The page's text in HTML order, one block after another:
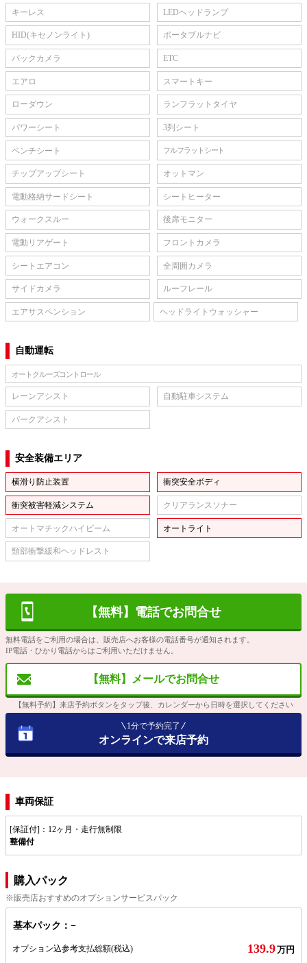
キーレス LEDヘッドランプ
HID(キセノンライト) ポータブルナビ
バックカメラ ETC
エアロ スマートキー
ローダウン ランフラットタイヤ
パワーシート 3列シート
ベンチシート フルフラットシート
チップアップシート オットマン
電動格納サードシート シートヒーター
ウォークスルー 後席モニター
電動リアゲート フロントカメラ
シートエアコン 全周囲カメラ
サイドカメラ ルーフレール
エアサスペンション ヘッドライトウォッシャー
自動運転
オートクルーズコントロール
レーンアシスト 自動駐車システム
パークアシスト
安全装備エリア
横滑り防止装置 衝突安全ボディ
衝突被害軽減システム クリアランスソナー
オートマチックハイビーム オートライト
頸部衝撃緩和ヘッドレスト
【無料】電話でお問合せ
無料電話をご利用の場合は、販売店へお客様の電話番号が通知されます。
IP電話・ひかり電話からはご利用いただけません。
【無料】メールでお問合せ
【無料予約】来店予約ボタンをタップ後、カレンダーから日時を選択してください
1分で予約完了
オンラインで来店予約
車両保証
[保証付]：12ヶ月・走行無制限
整備付
購入パック
※販売店おすすめのオプションサービスパック
基本パック：−
オプション込参考支払総額(税込) 139.9万円